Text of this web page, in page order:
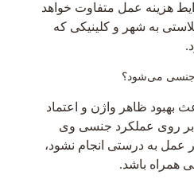
هزینه عمل متفاوت خواهد
به شهر و کلینیکی که
جنسی می‌شود؟
بهبود ظاهر واژن و اعتماد
بر روی عملکرد جنسی وی
عمل به درستی انجام نشود،
همراه باشد.